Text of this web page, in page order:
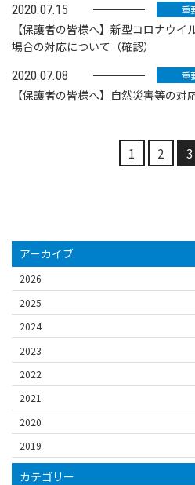
2020.07.15
重
【保護者の皆様へ】新型コロナウ
場合の対応について（確認）
2020.07.08
重
【保護者の皆様へ】自然災害等の対
1 2 3
アーカイブ
2026
2025
2024
2023
2022
2021
2020
2019
カテゴリー